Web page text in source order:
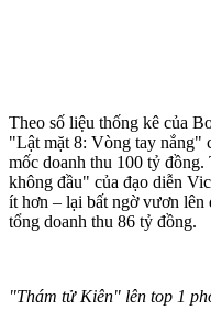
Theo số liệu thống kê của
"Lật mặt 8: Vòng tay nắng"
mốc doanh thu 100 tỷ
không đầu" của đạo diễn
ít hơn – lại bất ngờ vươn lên
tổng doanh thu 86 tỷ đồng.
"Thám tử Kiên" lên top 1